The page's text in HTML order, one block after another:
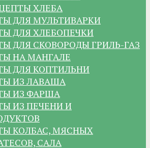
ХЛЕБА
ДЛЯ МУЛЬТИВАРКИ
ДЛЯ ХЛЕБОПЕЧКИ
ДЛЯ СКОВОРОДЫ ГРИЛЬ-ГАЗ
НА МАНГАЛЕ
ДЛЯ КОПТИЛЬНИ
ИЗ ЛАВАША
ИЗ ФАРША
ИЗ ПЕЧЕНИ И
КОЛБАС, МЯСНЫХ
САЛА